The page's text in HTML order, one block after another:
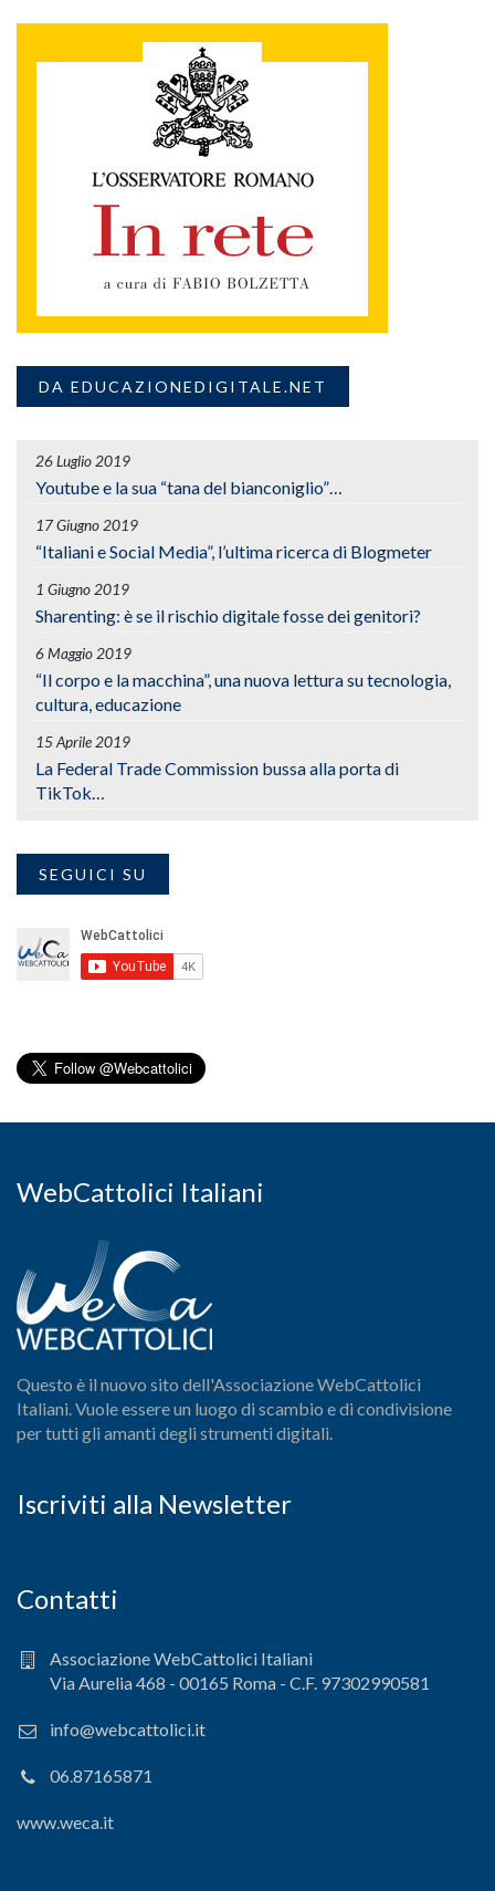
DA EDUCAZIONEDIGITALE.NET
26 Luglio 2019
Youtube e la sua “tana del bianconiglio”…
17 Giugno 2019
“Italiani e Social Media”, l’ultima ricerca di Blogmeter
1 Giugno 2019
Sharenting: è se il rischio digitale fosse dei genitori?
6 Maggio 2019
“Il corpo e la macchina”, una nuova lettura su tecnologia,
cultura, educazione
15 Aprile 2019
La Federal Trade Commission bussa alla porta di
TikTok…
SEGUICI SU
WebCattolici Italiani
Questo è il nuovo sito dell'Associazione WebCattolici
Italiani. Vuole essere un luogo di scambio e di condivisione
per tutti gli amanti degli strumenti digitali.
Iscriviti alla Newsletter
Contatti
Associazione WebCattolici Italiani
Via Aurelia 468 - 00165 Roma - C.F. 97302990581
info@webcattolici.it
06.87165871
www.weca.it